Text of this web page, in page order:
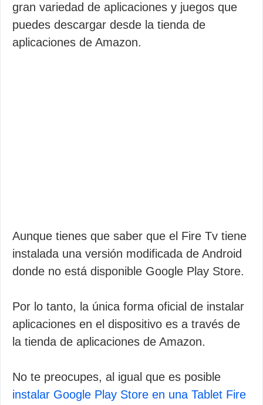
gran variedad de aplicaciones y juegos que
puedes descargar desde la tienda de
aplicaciones de Amazon.
Aunque tienes que saber que el Fire Tv tiene
instalada una versión modificada de Android
donde no está disponible Google Play Store.
Por lo tanto, la única forma oficial de instalar
aplicaciones en el dispositivo es a través de
la tienda de aplicaciones de Amazon.
No te preocupes, al igual que es posible
instalar Google Play Store en una Tablet Fire